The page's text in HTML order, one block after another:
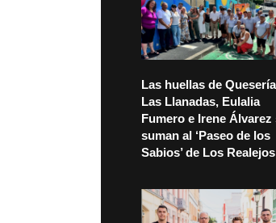
Las huellas de Quesería
Las Llanadas, Eulalia
Fumero e Irene Álvarez
suman al ‘Paseo de los
Sabios’ de Los Realejos